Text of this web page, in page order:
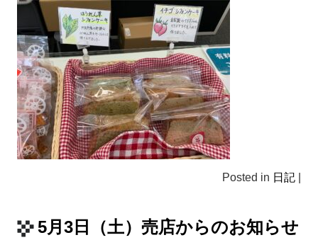
Posted in 日記|
5月3日（土）売店からのお知らせ